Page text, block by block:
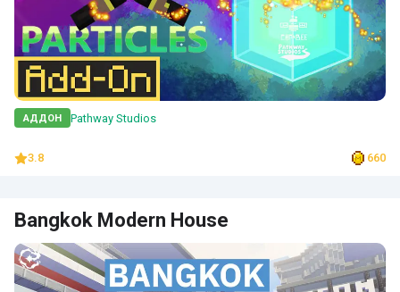
АДДОН Pathway Studios
3.8 660
Bangkok Modern House